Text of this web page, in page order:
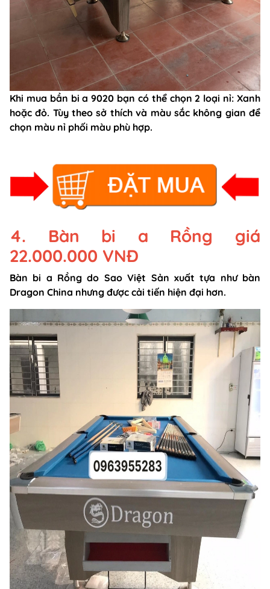
Khi mua bần bi a 9020 bạn có thể chọn 2 loại nỉ: Xanh
hoặc đỏ. Tùy theo sở thích và màu sắc không gian để
chọn màu nỉ phối màu phù hợp.
4. Bàn bi a Rồng giá
22.000.000 VNĐ
Bàn bi a Rồng do Sao Việt Sản xuất tựa như bàn
Dragon China nhưng được cải tiến hiện đại hơn.